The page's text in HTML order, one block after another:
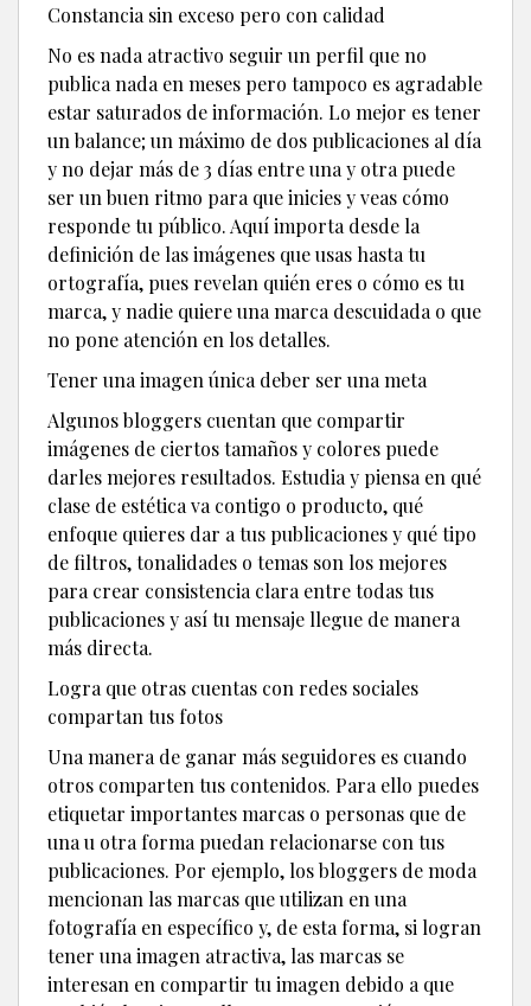
Constancia sin exceso pero con calidad
No es nada atractivo seguir un perfil que no
publica nada en meses pero tampoco es agradable
estar saturados de información. Lo mejor es tener
un balance; un máximo de dos publicaciones al día
y no dejar más de 3 días entre una y otra puede
ser un buen ritmo para que inicies y veas cómo
responde tu público. Aquí importa desde la
definición de las imágenes que usas hasta tu
ortografía, pues revelan quién eres o cómo es tu
marca, y nadie quiere una marca descuidada o que
no pone atención en los detalles.
Tener una imagen única deber ser una meta
Algunos bloggers cuentan que compartir
imágenes de ciertos tamaños y colores puede
darles mejores resultados. Estudia y piensa en qué
clase de estética va contigo o producto, qué
enfoque quieres dar a tus publicaciones y qué tipo
de filtros, tonalidades o temas son los mejores
para crear consistencia clara entre todas tus
publicaciones y así tu mensaje llegue de manera
más directa.
Logra que otras cuentas con redes sociales
compartan tus fotos
Una manera de ganar más seguidores es cuando
otros comparten tus contenidos. Para ello puedes
etiquetar importantes marcas o personas que de
una u otra forma puedan relacionarse con tus
publicaciones. Por ejemplo, los bloggers de moda
mencionan las marcas que utilizan en una
fotografía en específico y, de esta forma, si logran
tener una imagen atractiva, las marcas se
interesan en compartir tu imagen debido a que